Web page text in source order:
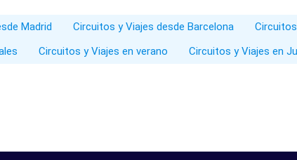
Madrid Circuitos y Viajes desde Barcelona
Circuitos y Viajes en verano Circuitos y Viajes en